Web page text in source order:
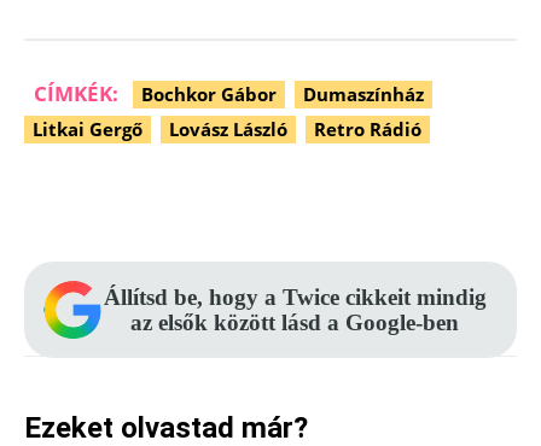
CÍMKÉK: Bochkor Gábor
Dumaszínház
Litkai Gergő
Lovász László Retro Rádió
Állítsd be, hogy a Twice cikkeit mindig
az elsők között lásd a Google-ben
Ezeket olvastad már?